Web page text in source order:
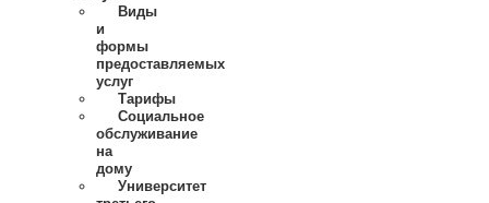
Виды
и
формы
предоставляемых
услуг
Тарифы
Социальное
обслуживание
на
дому
Университет